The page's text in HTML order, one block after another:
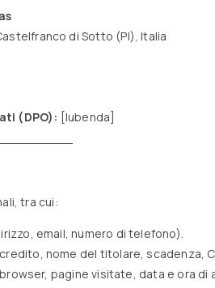
di Sotto (PI), Italia
(DPO): [Iubenda]
tra cui:
email, numero di telefono).
nome del titolare, scadenza,
pagine visitate, data e ora di